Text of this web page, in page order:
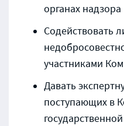
органах
Содействовать
участниками
Давать
поступающих в